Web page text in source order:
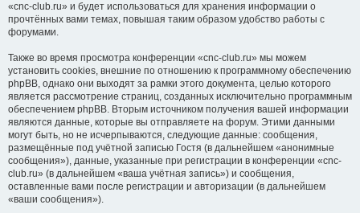
«cnc-club.ru» и будет использоваться для хранения информации о
прочтённых вами темах, повышая таким образом удобство работы с
форумами.
Также во время просмотра конференции «cnc-club.ru» мы можем
установить cookies, внешние по отношению к программному обеспечению
phpBB, однако они выходят за рамки этого документа, целью которого
является рассмотрение страниц, созданных исключительно программным
обеспечением phpBB. Вторым источником получения вашей информации
являются данные, которые вы отправляете на форум. Этими данными
могут быть, но не исчерпываются, следующие данные: сообщения,
размещённые под учётной записью Гостя (в дальнейшем «анонимные
сообщения»), данные, указанные при регистрации в конференции «cnc-
club.ru» (в дальнейшем «ваша учётная запись») и сообщения,
оставленные вами после регистрации и авторизации (в дальнейшем
«ваши сообщения»).